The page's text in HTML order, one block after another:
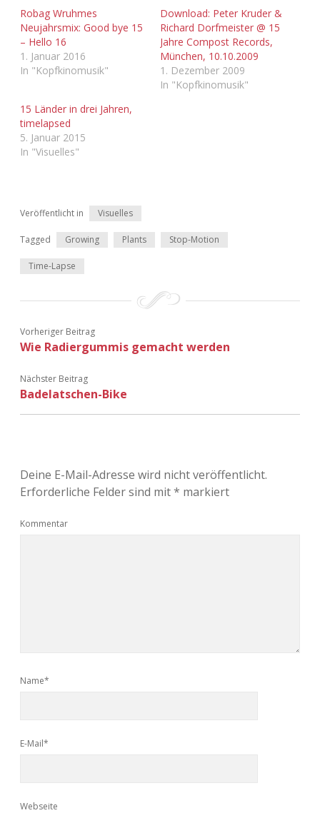
Adventskalender 2022
Adventskalender 2023
Adventskalender 2024
Robag Wruhmes
Neujahrsmix: Good bye 15
– Hello 16
1. Januar 2016
In "Kopfkinomusik"
Download: Peter Kruder &
Richard Dorfmeister @ 15
Jahre Compost Records,
München, 10.10.2009
1. Dezember 2009
In "Kopfkinomusik"
15 Länder in drei Jahren,
timelapsed
5. Januar 2015
In "Visuelles"
Veröffentlicht in Visuelles
Tagged Growing Plants Stop-Motion
Time-Lapse
Vorheriger Beitrag
Wie Radiergummis gemacht werden
Nächster Beitrag
Badelatschen-Bike
Deine E-Mail-Adresse wird nicht veröffentlicht.
Erforderliche Felder sind mit* markiert
Kommentar
Name*
E-Mail*
Webseite